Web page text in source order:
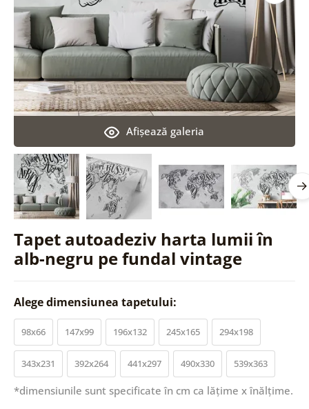
Tapet autoadeziv harta lumii în
alb-negru pe fundal vintage
Afişează galeria
Alege dimensiunea tapetului:
98x66 147x99 196x132 245x165 294x198
343x231 392x264 441x297 490x330 539x363
*dimensiunile sunt specificate în cm ca lățime x înălțime.